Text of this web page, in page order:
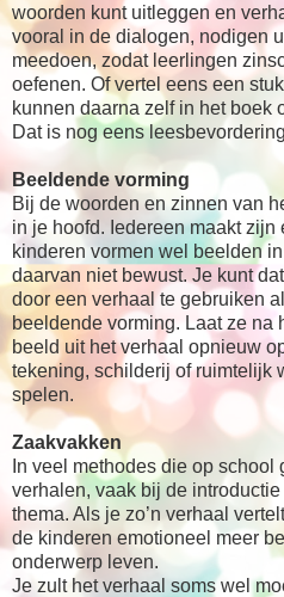
woorden kunt uitleggen en
vooral in de dialogen, nodigen
meedoen, zodat leerlingen
oefenen. Of vertel eens een
kunnen daarna zelf in het boek
Dat is nog eens
Beeldende vorming
Bij de woorden en zinnen van
in je hoofd. Iedereen maakt
kinderen vormen wel beelden
daarvan niet bewust. Je kunt
door een verhaal te gebruiken
beeldende vorming. Laat ze na
beeld uit het verhaal opnieuw
tekening, schilderij of ruimtelijk
spelen.
Zaakvakken
In veel methodes die op school
verhalen, vaak bij de
thema. Als je zo’n verhaal
de kinderen emotioneel meer
onderwerp leven.
Je zult het verhaal soms wel